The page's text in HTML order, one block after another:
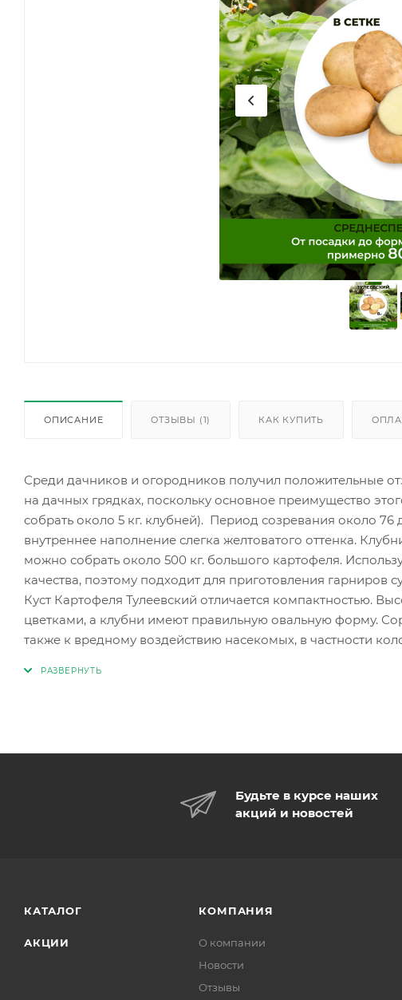
ОПИСАНИЕ ОТЗЫВЫ (1) КАК КУПИТЬ
Среди дачников и огородников получил положительные
на дачных грядках, поскольку основное преимущество
собрать около 5 кг. клубней). Период созревания около
внутреннее наполнение слегка желтоватого оттенка.
можно собрать около 500 кг. большого картофеля.
качества, поэтому подходит для приготовления гарниров
Куст Картофеля Тулеевский отличается компактностью.
цветками, а клубни имеют правильную овальную форму.
также к вредному воздействию насекомых, в частности
Будьте в курсе наших
акций и новостей
КАТАЛОГ
АКЦИИ
КОМПАНИЯ
О компании
Новости
Отзывы